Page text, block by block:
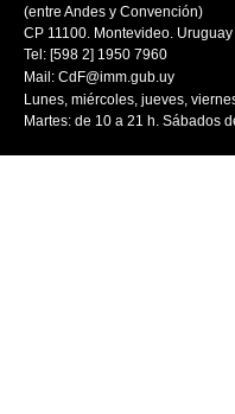
(entre Andes y Convención)
CP 11100. Montevideo. Uruguay
Tel: [598 2] 1950 7960
Mail: CdF@imm.gub.uy
Lunes, miércoles, jueves,
Martes: de 10 a 21 h. Sábados